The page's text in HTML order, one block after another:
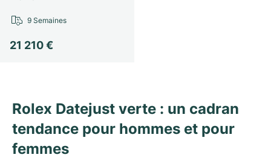
21 210 €
9 Semaines
Rolex Datejust verte : un cadran
tendance pour hommes et pour
femmes